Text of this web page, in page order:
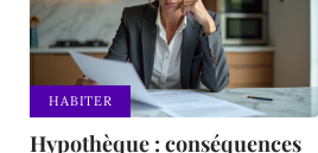
HABITER
Hypothèque : conséquences